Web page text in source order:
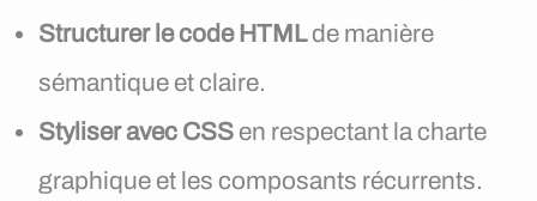
Structurer le code HTMLde manière
sémantique et claire.
Styliser avec CSS en respectant la charte
graphique et les composants récurrents.